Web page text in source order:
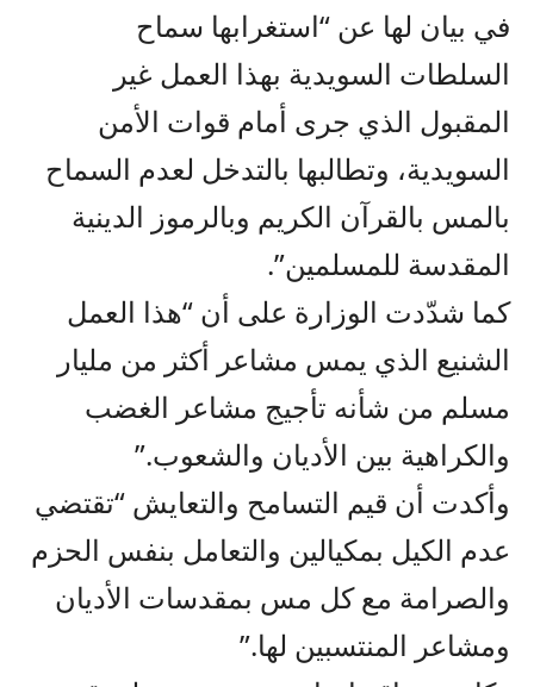
في بيان لها عن “استغرابها سماح
السلطات السويدية بهذا العمل غير
المقبول الذي جرى أمام قوات الأمن
السويدية، وتطالبها بالتدخل لعدم السماح
بالمس بالقرآن الكريم وبالرموز الدينية
المقدسة للمسلمين”.
كما شدّدت الوزارة على أن “هذا العمل
الشنيع الذي يمس مشاعر أكثر من مليار
مسلم من شأنه تأجيج مشاعر الغضب
والكراهية بين الأديان والشعوب.”
وأكدت أن قيم التسامح والتعايش “تقتضي
عدم الكيل بمكيالين والتعامل بنفس الحزم
والصرامة مع كل مس بمقدسات الأديان
ومشاعر المنتسبين لها.”